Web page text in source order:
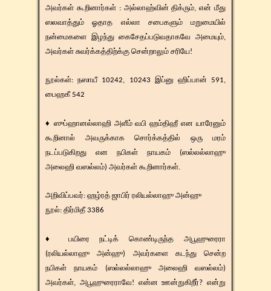
அவர்கள் கூறினார்கள் : அல்லாஹ்வின் திக்ரும், என் மீது
ஸலவாத்தும் ஓதாத எல்லா சபைகளும் மறுமையில்
நன்மைகளை இழந்து கைசேதப்படுவதாகவே அமையும்,
அவர்கள் சுவர்க்கத்திற்க்கு சென்றாலும் சரியே!
​​நூல்கள்: நஸாயீ 10242, 10243 இப்னு ஹிப்பான் 591,
பைஹகீ 542
♦ ஸுப்ஹானல்லாஹி அளீம் வபி ஹம்திஹீ என யாரேனும்
கூறினால் அவருக்காக சொர்க்கத்தில் ஒரு மரம்
நடப்படுகிறது என நபிகள் நாயகம் (ஸல்லல்லாஹு
அலைஹி வஸல்லம்) அவர்கள் கூறினார்கள்.
​​அறிவிப்பவர்: ஹழ்ரத் ஜாபிர் ரலியல்லாஹு அன்ஹு
​நூல்: திர்மிதீ 3386
♦ பயிரை நட்டிக் கொண்டிருந்த அபூஹுரைரா
(ரலியல்லாஹு அன்ஹு) அவர்களை கடந்து சென்ற
நபிகள் நாயகம் (ஸல்லல்லாஹு அலைஹி வஸல்லம்)
அவர்கள், அபூஹுரைராவே! என்ன ஊன்றுகிறீர்? என்று